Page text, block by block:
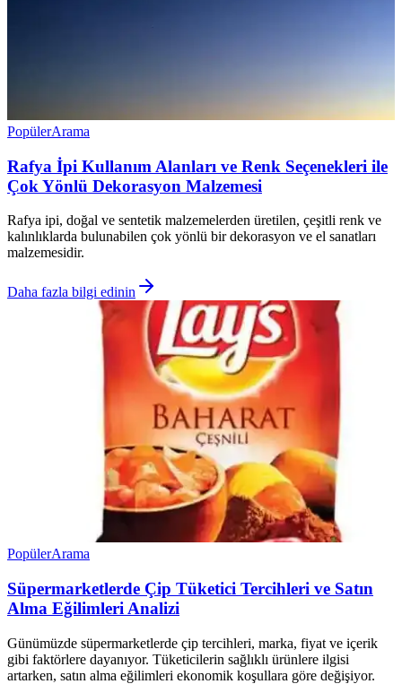
PopülerArama
Rafya İpi Kullanım Alanları ve Renk Seçenekleri ile
Çok Yönlü Dekorasyon Malzemesi
Rafya ipi, doğal ve sentetik malzemelerden üretilen, çeşitli renk ve
kalınlıklarda bulunabilen çok yönlü bir dekorasyon ve el sanatları
malzemesidir.
Daha fazla bilgi edinin
PopülerArama
Süpermarketlerde Çip Tüketici Tercihleri ve Satın
Alma Eğilimleri Analizi
Günümüzde süpermarketlerde çip tercihleri, marka, fiyat ve içerik
gibi faktörlere dayanıyor. Tüketicilerin sağlıklı ürünlere ilgisi
artarken, satın alma eğilimleri ekonomik koşullara göre değişiyor.